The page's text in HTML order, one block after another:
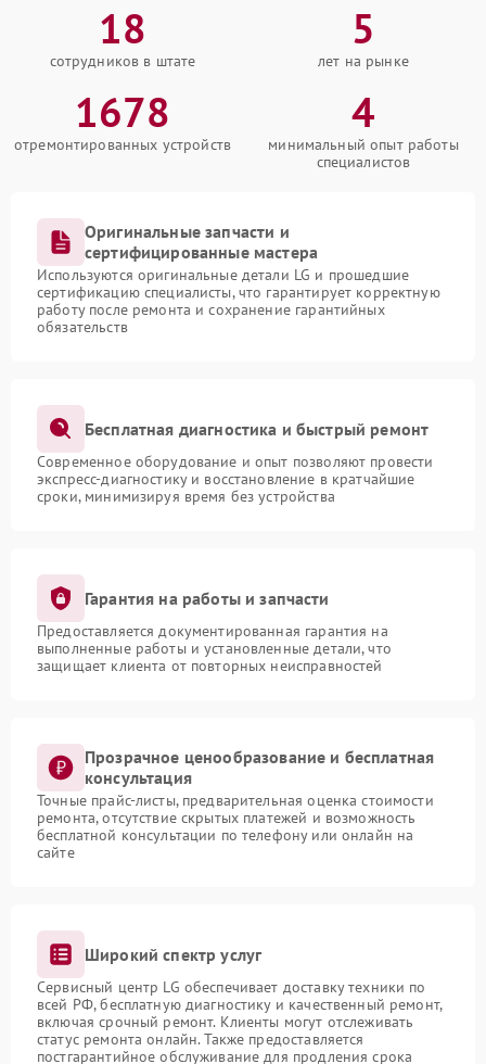
18
сотрудников в штате
5
лет на рынке
1678
отремонтированных устройств
4
минимальный опыт работы
специалистов
Оригинальные запчасти и
сертифицированные мастера
Используются оригинальные детали LG и прошедшие
сертификацию специалисты, что гарантирует корректную
работу после ремонта и сохранение гарантийных
обязательств
Бесплатная диагностика и быстрый ремонт
Современное оборудование и опыт позволяют провести
экспресс-диагностику и восстановление в кратчайшие
сроки, минимизируя время без устройства
Гарантия на работы и запчасти
Предоставляется документированная гарантия на
выполненные работы и установленные детали, что
защищает клиента от повторных неисправностей
Прозрачное ценообразование и бесплатная
консультация
Точные прайс-листы, предварительная оценка стоимости
ремонта, отсутствие скрытых платежей и возможность
бесплатной консультации по телефону или онлайн на
сайте
Широкий спектр услуг
Сервисный центр LG обеспечивает доставку техники по
всей РФ, бесплатную диагностику и качественный ремонт,
включая срочный ремонт. Клиенты могут отслеживать
статус ремонта онлайн. Также предоставляется
постгарантийное обслуживание для продления срока